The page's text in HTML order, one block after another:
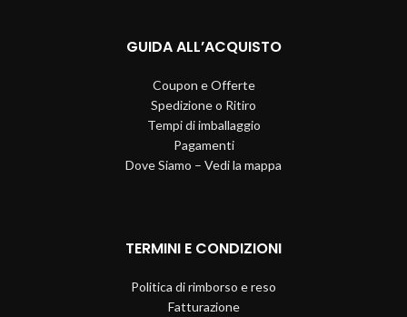
GUIDA ALL’ACQUISTO
Coupon e Offerte
Spedizione o Ritiro
Tempi di imballaggio
Pagamenti
Dove Siamo – Vedi la mappa
TERMINI E CONDIZIONI
Politica di rimborso e reso
Fatturazione